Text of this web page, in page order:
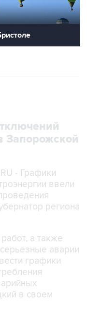
Запорожской
- Графики
ввели
региона
а также
аварии
графики
в своем